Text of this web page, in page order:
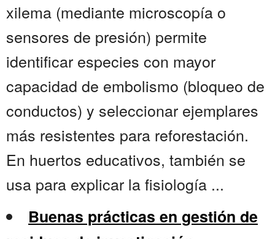
xilema (mediante microscopía o
sensores de presión) permite
identificar especies con mayor
capacidad de embolismo (bloqueo de
conductos) y seleccionar ejemplares
más resistentes para reforestación.
En huertos educativos, también se
usa para explicar la fisiología ...
Buenas prácticas en gestión de